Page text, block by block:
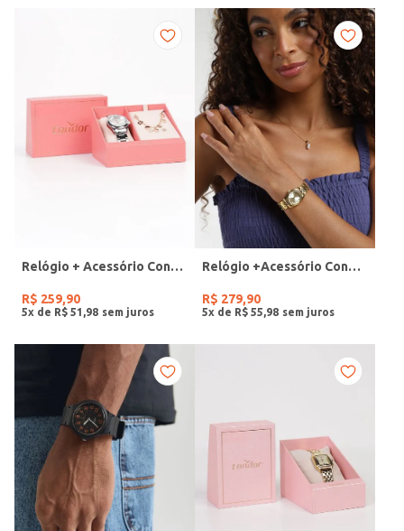
Relógio + Acessório Condor Feminino PRATA
R$ 259,90
5x de R$ 51 98
Relógio +Acessório Condor Feminino DOURADO
R$ 279,90
5x de R$ 55 98